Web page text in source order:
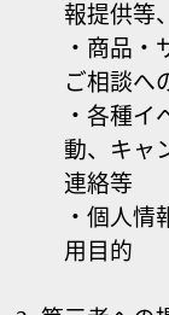
報提供等
・商品・
ご相談へ
・各種イ
動、キャ
連絡等
・個人情
用目的